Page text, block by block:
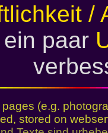
/
paar
(e.g.
stored on